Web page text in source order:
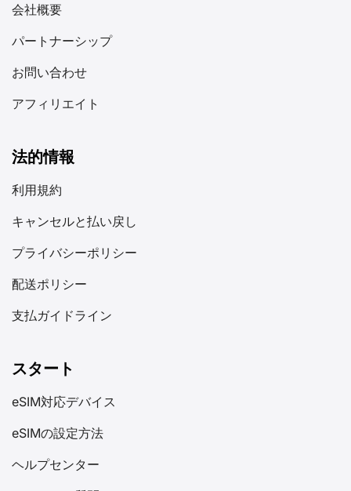
会社概要
パートナーシップ
お問い合わせ
アフィリエイト
法的情報
利用規約
キャンセルと払い戻し
プライバシーポリシー
配送ポリシー
支払ガイドライン
スタート
eSIM対応デバイス
eSIMの設定方法
ヘルプセンター